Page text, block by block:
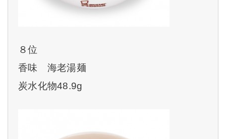
８位
香味 海老湯麺
炭水化物48.9g